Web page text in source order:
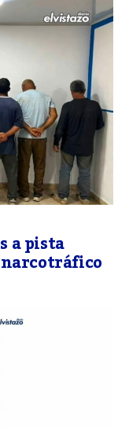
a pista